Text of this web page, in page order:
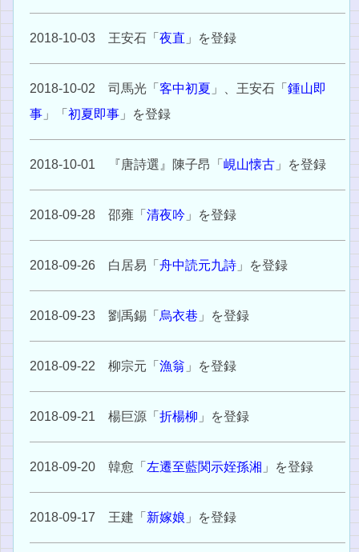
2018-10-03 王安石「夜直 」を登録
2018-10-02 司馬光「客中初夏 」、王安石「鍾山即
事 」「初夏即事 」を登録
2018-10-01 『唐詩選』陳子昂「峴山懐古 」を登録
2018-09-28 邵雍「清夜吟 」を登録
2018-09-26 白居易「舟中読元九詩 」を登録
2018-09-23 劉禹錫「 烏衣巷 」を登録
2018-09-22 柳宗元「漁翁 」を登録
2018-09-21 楊巨源「折楊柳 」を登録
2018-09-20 韓愈「 左遷至藍関示姪孫湘 」を登録
2018-09-17 王建「 新嫁娘 」を登録